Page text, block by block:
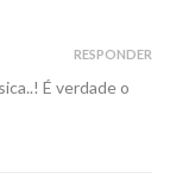
É verdade o
RESPONDER